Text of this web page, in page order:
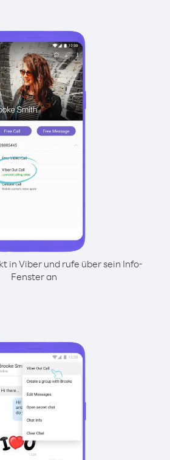
in Viber und rufe über sein Info-
Fenster an